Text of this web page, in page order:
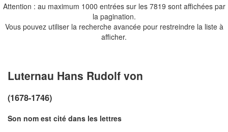
Attention : au maximum 1000 entrées sur les 7819 sont affichées par
la pagination.
Vous pouvez utiliser la recherche avancée pour restreindre la liste à
afficher.
Luternau Hans Rudolf von
(1678-1746)
Son nom est cité dans les lettres